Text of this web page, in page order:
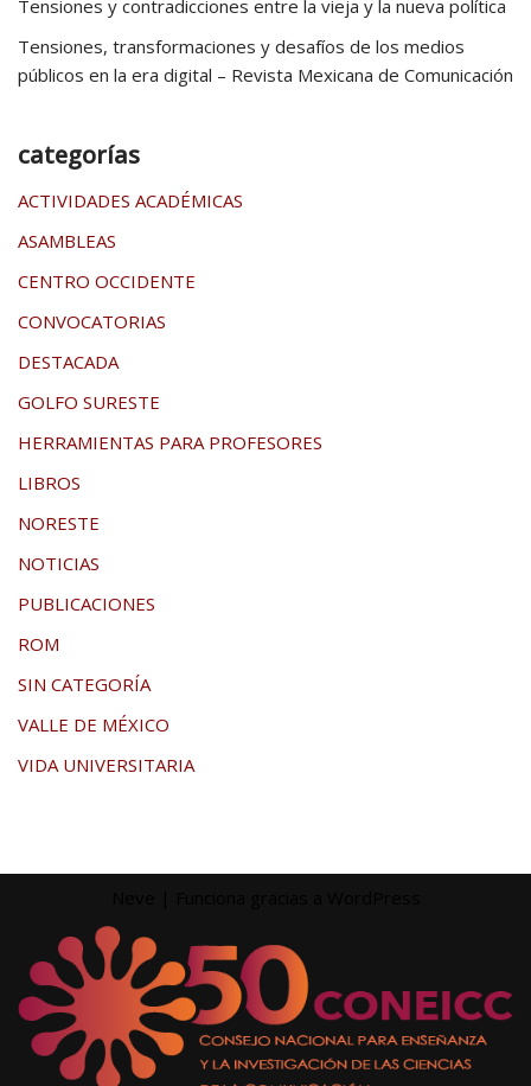
Tensiones y contradicciones entre la vieja y la nueva política
Tensiones, transformaciones y desafíos de los medios
públicos en la era digital – Revista Mexicana de Comunicación
categorías
ACTIVIDADES ACADÉMICAS
ASAMBLEAS
CENTRO OCCIDENTE
CONVOCATORIAS
DESTACADA
GOLFO SURESTE
HERRAMIENTAS PARA PROFESORES
LIBROS
NORESTE
NOTICIAS
PUBLICACIONES
ROM
SIN CATEGORÍA
VALLE DE MÉXICO
VIDA UNIVERSITARIA